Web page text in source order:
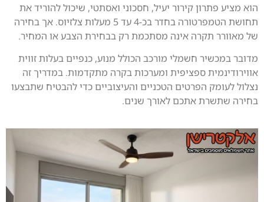
הוא מציע פתרון קירור יעיל, חסכוני ואסתטי, שיכול להוריד את
תחושת הטמפרטורה בחדר בכ-4 עד 5 מעלות צלזיוס. אך בחירה
של מאוורר תקרה אינה מסתכמת רק בבחירת הצבע או המחיר.
מדובר במכשיר חשמלי מורכב הכולל מנוע, כנפיים בעלות זווית
אווירודינמית ספציפית ומערכות בקרה מתקדמות. במדריך זה
נצלול לעומק הפרטים הטכניים והעיצוביים כדי להבטיח שתבצעו
בחירה שתשרת אתכם לאורך שנים.